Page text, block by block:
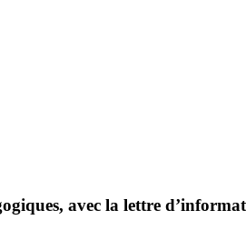
avec la lettre